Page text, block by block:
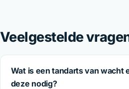
Veelgestelde
Wat is een tandarts van wacht
deze nodig?